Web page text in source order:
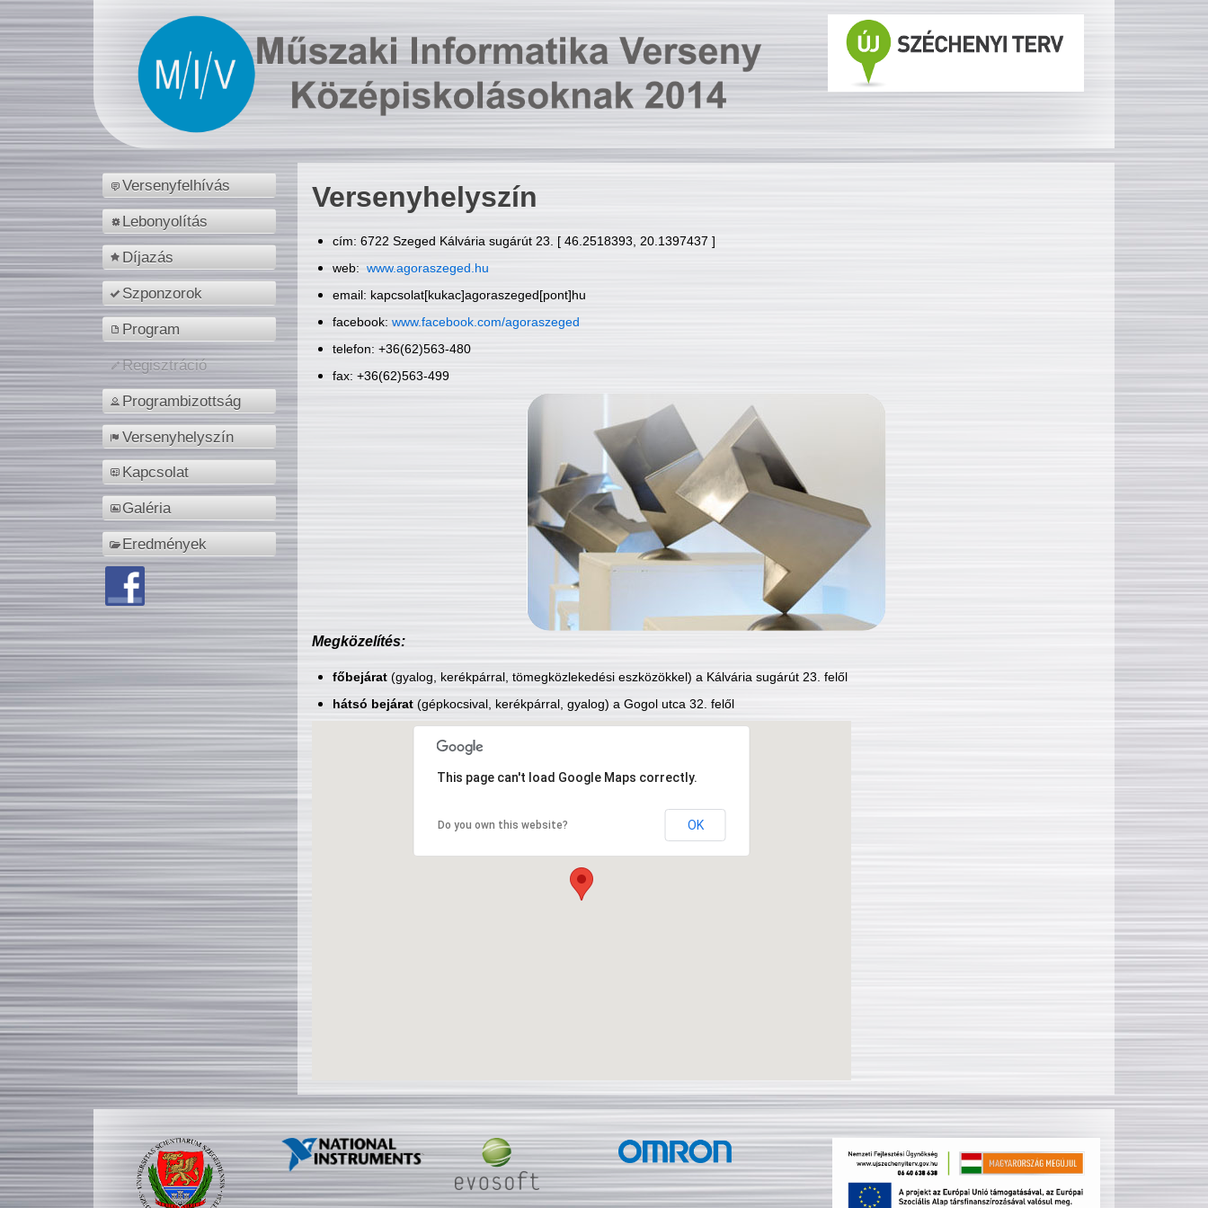
Versenyfelhívás
Lebonyolítás
Díjazás
Szponzorok
Program
Regisztráció
Programbizottság
Versenyhelyszín
Kapcsolat
Galéria
Eredmények
Versenyhelyszín
cím: 6722 Szeged Kálvária sugárút 23. [ 46.2518393, 20.1397437 ]
web: www.agoraszeged.hu
email: kapcsolat[kukac]agoraszeged[pont]hu
facebook: www.facebook.com/agoraszeged
telefon: +36(62)563-480
fax: +36(62)563-499
Megközelítés:
főbejárat(gyalog, kerékpárral, tömegközlekedési eszközökkel) a Kálvária sugárút 23. felől
hátsó bejárat(gépkocsival, kerékpárral, gyalog) a Gogol utca 32. felől
This page can't load Google Maps correctly.
Do you own this website? OK